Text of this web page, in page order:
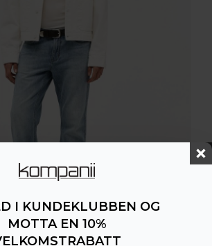
I KUNDEKLUBBEN OG
MOTTA EN 10%